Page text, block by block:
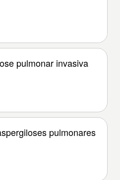
pulmonar invasiva
pulmonares